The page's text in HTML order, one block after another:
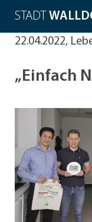
STADT
22.04.2022,
„Einfach